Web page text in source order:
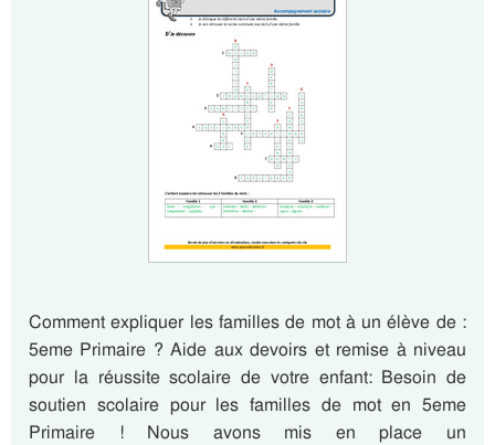
Comment expliquer les familles de mot à un élève de :
5eme Primaire ? Aide aux devoirs et remise à niveau
pour la réussite scolaire de votre enfant: Besoin de
soutien scolaire pour les familles de mot en 5eme
Primaire ! Nous avons mis en place un